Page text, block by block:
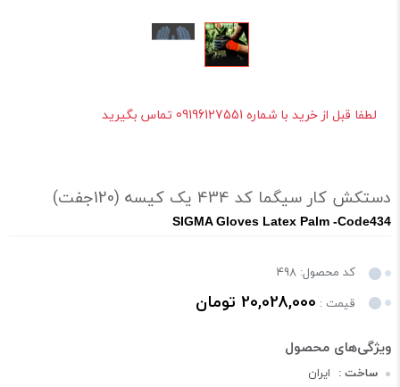
لطفا قبل از خرید با شماره 09196127551 تماس بگیرید
دستکش کار سیگما کد 434 یک کیسه (120جفت)
SIGMA Gloves Latex Palm -Code434
کد محصول: 498
قیمت : 20,028,000 تومان
ساخت : ایران